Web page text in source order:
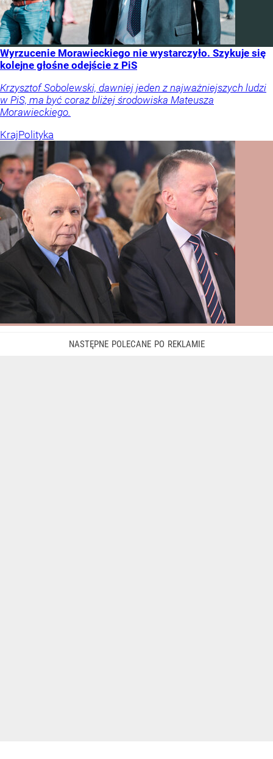
Wyrzucenie Morawieckiego nie wystarczyło. Szykuje się
kolejne głośne odejście z PiS
Krzysztof Sobolewski, dawniej jeden z najważniejszych ludzi
w PiS, ma być coraz bliżej środowiska Mateusza
Morawieckiego.
KrajPolityka